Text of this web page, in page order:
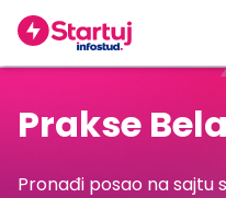
Prakse
Pronađi posao na sajtu